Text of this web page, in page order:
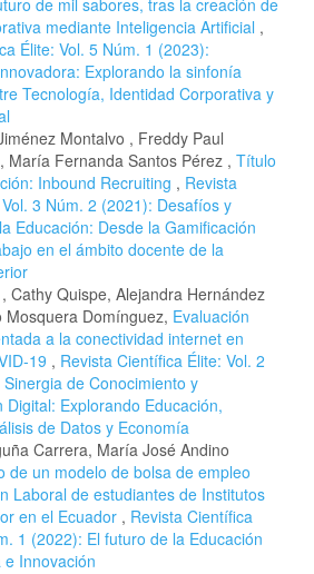
de mil sabores, tras la creación de
mediante Inteligencia Artificial ,
Élite: Vol. 5 Núm. 1 (2023):
Explorando la sinfonía
Tecnología, Identidad Corporativa y
Montalvo , Freddy Paul
María Fernanda Santos Pérez , Título
Inbound Recruiting , Revista
3 Núm. 2 (2021): Desafíos y
Educación: Desde la Gamificación
en el ámbito docente de la
Cathy Quispe, Alejandra Hernández
Mosquera Domínguez, Evaluación
a la conectividad internet en
19 , Revista Científica Élite: Vol. 2
de Conocimiento y
Digital: Explorando Educación,
de Datos y Economía
Carrera, María José Andino
de un modelo de bolsa de empleo
Laboral de estudiantes de Institutos
en el Ecuador , Revista Científica
1 (2022): El futuro de la Educación
Innovación